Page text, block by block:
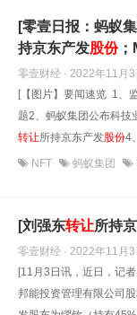
[零壹日报：蚂蚁
持京东产发股份；
零壹财经 · 2022年11月3
[【图片】要闻速览 1、
题2、蚂蚁集团公布科技
转让所持京东产发股份4
NFT 蚂蚁集团
[刘强东转让所持
零壹财经 · 2022年11月3
[11月3日讯，近日，记
邦能投资管理有限公司